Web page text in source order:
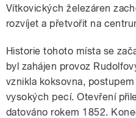
Vítkovických železáren
rozvíjet a přetvořit na
Historie tohoto místa se
byl zahájen provoz
vznikla koksovna,
vysokých pecí. Otevření
datováno rokem 1852.